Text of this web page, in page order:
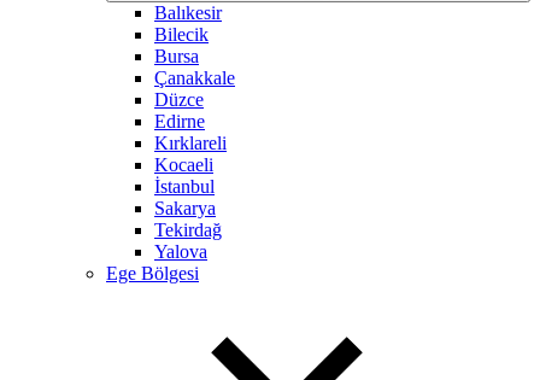
Balıkesir
Bilecik
Bursa
Çanakkale
Düzce
Edirne
Kırklareli
Kocaeli
İstanbul
Sakarya
Tekirdağ
Yalova
Ege Bölgesi